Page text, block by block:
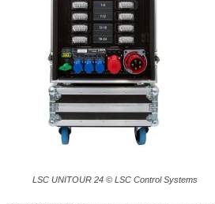
LSC UNITOUR 24 © LSC Control Systems